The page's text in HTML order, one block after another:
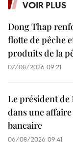
VOIR PLUS
Dong Thap
flotte de pêche
produits de la
07/08/2026 09:21
Le président
dans une
bancaire
06/08/2026 09:41